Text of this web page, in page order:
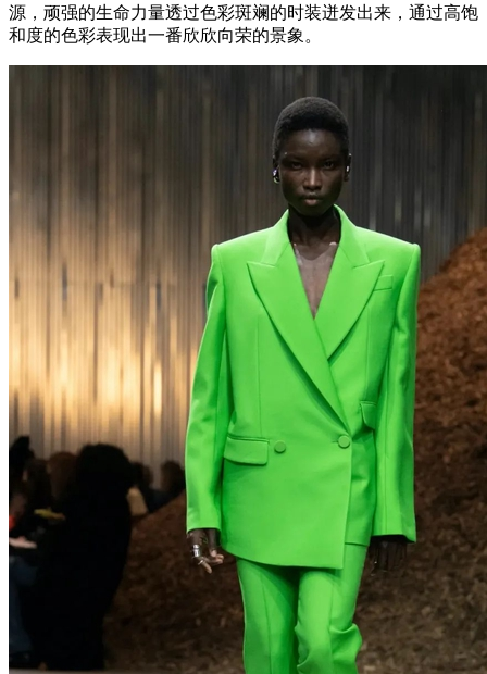
源，顽强的生命力量透过色彩斑斓的时装迸发出来，通过高饱
和度的色彩表现出一番欣欣向荣的景象。